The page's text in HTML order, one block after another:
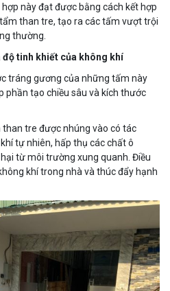
này đạt được bằng cách kết hợp
than tre, tạo ra các tấm vượt trội
thường.
độ tinh khiết của không khí
tráng gương của những tấm này
phần tạo chiều sâu và kích thước
than tre được nhúng vào có tác
tự nhiên, hấp thụ các chất ô
từ môi trường xung quanh. Điều
khí trong nhà và thúc đẩy hạnh